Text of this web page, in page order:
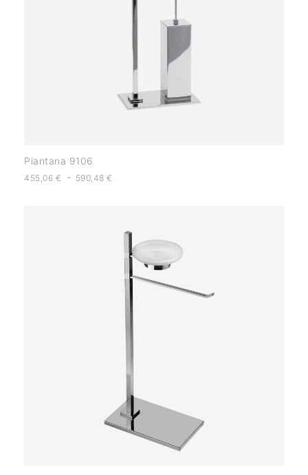
Piantana 9106
455,06 € - 590,48€